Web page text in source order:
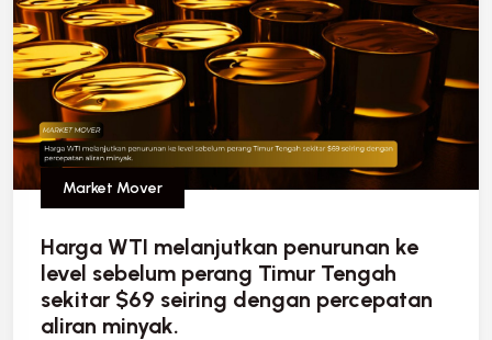
Market Mover
Harga WTI melanjutkan penurunan ke
level sebelum perang Timur Tengah
sekitar $69 seiring dengan percepatan
aliran minyak.